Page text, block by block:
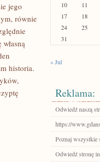
jego
równie
historia.
10
11
17
18
24
25
31
« Jul
Reklama:
Odwiedź naszą
https://
Poznaj wszystkie
Odwiedź stronę